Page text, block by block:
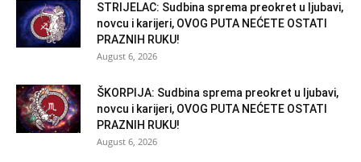
STRIJELAC: Sudbina sprema preokret u ljubavi,
novcu i karijeri, OVOG PUTA NEĆETE OSTATI
PRAZNIH RUKU!
August 6, 2026
ŠKORPIJA: Sudbina sprema preokret u ljubavi,
novcu i karijeri, OVOG PUTA NEĆETE OSTATI
PRAZNIH RUKU!
August 6, 2026